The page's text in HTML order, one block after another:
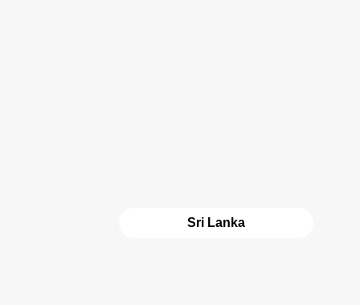
Sri Lanka